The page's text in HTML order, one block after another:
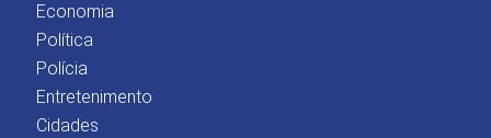
Economia
Política
Polícia
Entretenimento
Cidades